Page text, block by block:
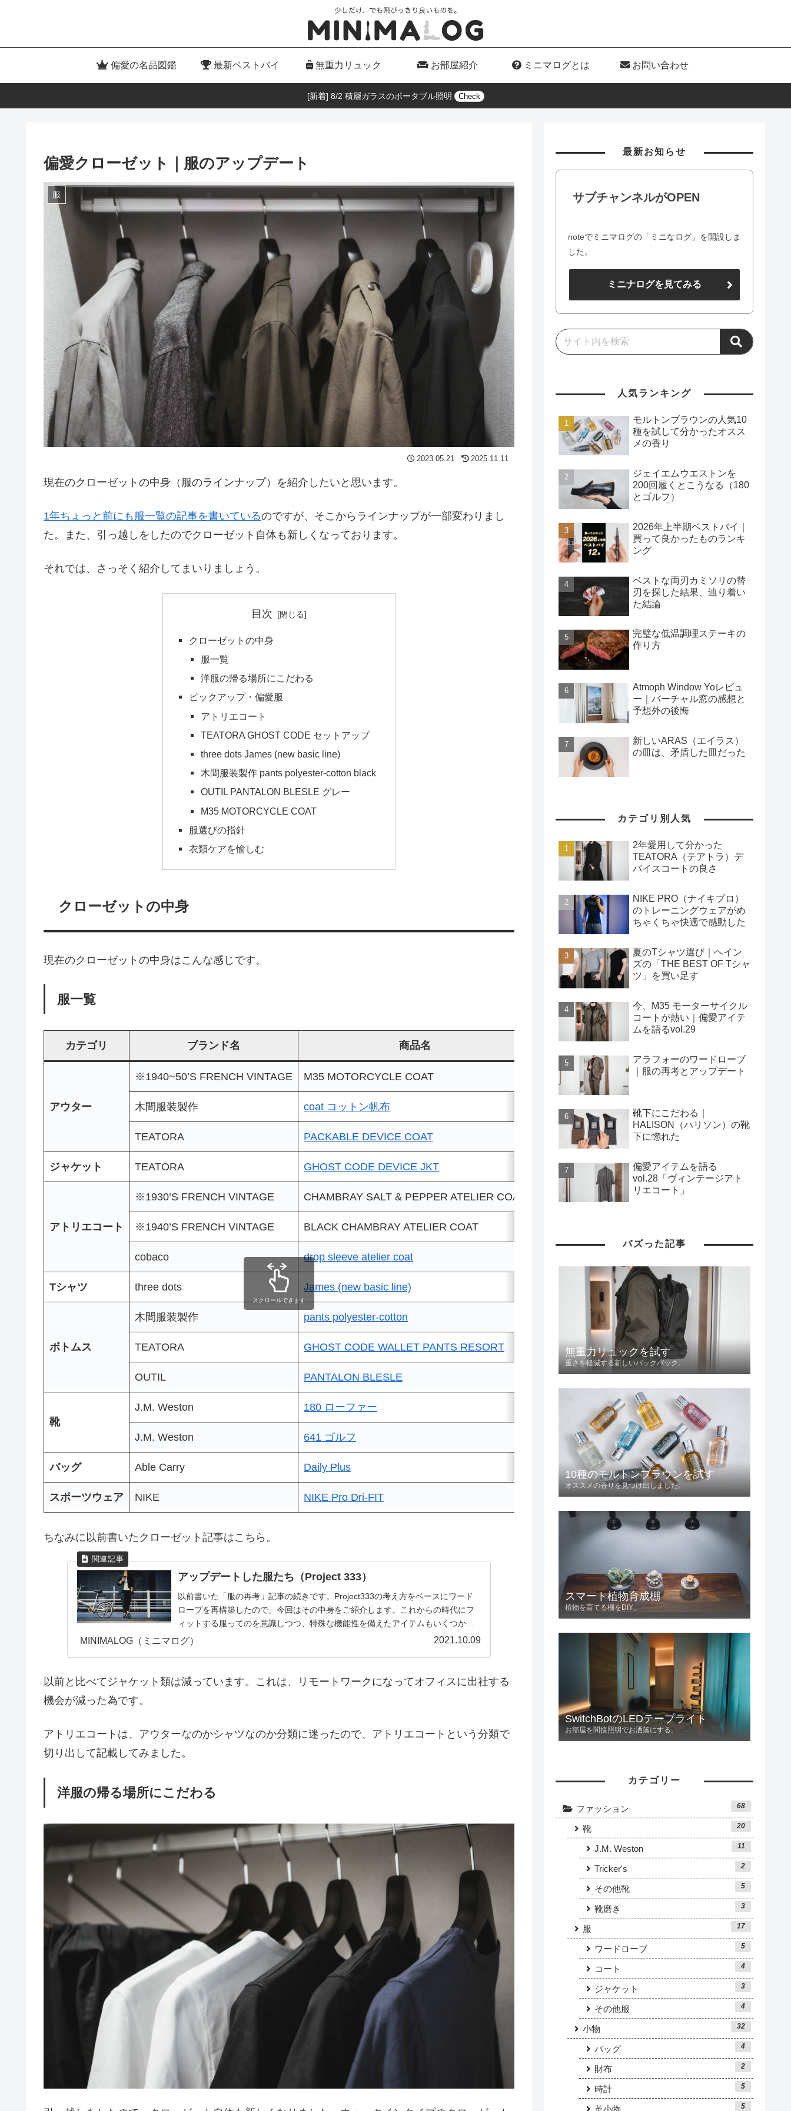
偏愛の名品図鑑 最新ベストバイ 無重力リュック お部屋紹介 ミニマログとは お問い合わせ
[新着] 8/2 積層ガラスのポータブル照明 Check
偏愛クローゼット｜服のアップデート
服
2023.05.21 2025.11.11
現在のクローゼットの中身（服のラインナップ）を紹介したいと思います。
1年ちょっと前にも服一覧の記事を書いているのですが、そこからラインナップが一部変わりまし
た。また、引っ越しをしたのでクローゼット自体も新しくなっております。
それでは、さっそく紹介してまいりましょう。
目次
クローゼットの中身
服一覧
洋服の帰る場所にこだわる
ピックアップ・偏愛服
アトリエコート
TEATORA GHOST CODE セットアップ
three dots James (new basic line)
木間服装製作 pants polyester-cotton black
OUTIL PANTALON BLESLE グレー
M35 MOTORCYCLE COAT
服選びの指針
衣類ケアを愉しむ
クローゼットの中身
現在のクローゼットの中身はこんな感じです。
服一覧
カテゴリ ブランド名 商品名
アウター
※1940~50’S FRENCH VINTAGE M35 MOTORCYCLE COAT
木間服装製作 coat コットン帆布
TEATORA PACKABLE DEVICE COAT
ジャケット TEATORA GHOST CODE DEVICE JKT
アトリエコート
※1930’S FRENCH VINTAGE CHAMBRAY SALT & PEPPER ATELIER COAT
※1940’S FRENCH VINTAGE BLACK CHAMBRAY ATELIER COAT
cobaco drop sleeve atelier coat
Tシャツ three dots James (new basic line)
ボトムス
木間服装製作 pants polyester-cotton
TEATORA GHOST CODE WALLET PANTS RESORT
OUTIL PANTALON BLESLE
靴
J.M. Weston 180 ローファー
J.M. Weston 641 ゴルフ
バッグ Able Carry Daily Plus
スポーツウェア NIKE NIKE Pro Dri-FIT
スクロールできます
ちなみに以前書いたクローゼット記事はこちら。
アップデートした服たち（Project 333）
以前書いた「服の再考」記事の続きです。Project333の考え方をベースにワード
ローブを再構築したので、今回はその中身をご紹介します。これからの時代にフ
ィットする服ってのを意識しつつ、特殊な機能性を備えたアイテムもいくつか取
り入れました。
MINIMALOG（ミニマログ） 2021.10.09
以前と比べてジャケット類は減っています。これは、リモートワークになってオフィスに出社する
機会が減った為です。
アトリエコートは、アウターなのかシャツなのか分類に迷ったので、アトリエコートという分類で
切り出して記載してみました。
洋服の帰る場所にこだわる
最新お知らせ
サブチャンネルがOPEN
noteでミニマログの「ミニなログ」を開設しま
した。
ミニナログを見てみる
人気ランキング
モルトンブラウンの人気10
種を試して分かったオスス
メの香り
ジェイエムウエストンを
200回履くとこうなる（180
とゴルフ）
2026年上半期ベストバイ｜
買って良かったものランキ
ング
ベストな両刃カミソリの替
刃を探した結果、辿り着い
た結論
完璧な低温調理ステーキの
作り方
Atmoph Window Yoレビュ
ー｜バーチャル窓の感想と
予想外の後悔
新しいARAS（エイラス）
の皿は、矛盾した皿だった
カテゴリ別人気
2年愛用して分かった
TEATORA（テアトラ）デ
バイスコートの良さ
NIKE PRO（ナイキプロ）
のトレーニングウェアがめ
ちゃくちゃ快適で感動した
夏のTシャツ選び｜ヘイン
ズの「THE BEST OF Tシャ
ツ」を買い足す
今、M35 モーターサイクル
コートが熱い｜偏愛アイテ
ムを語るvol.29
アラフォーのワードローブ
｜服の再考とアップデート
靴下にこだわる｜
HALISON（ハリソン）の靴
下に惚れた
偏愛アイテムを語る
vol.28「ヴィンテージアト
リエコート」
バズった記事
無重力リュックを試す
重さを軽減する新しいバックパック。
10種のモルトンブラウンを試す
オススメの香りを見つけ出しました。
スマート植物育成棚
植物を育てる棚をDIY。
SwitchBotのLEDテープライト
お部屋を間接照明でお洒落にする。
カテゴリー
ファッション 68
靴 20
J.M. Weston 11
Tricker's 2
その他靴 5
靴磨き 3
服 17
ワードローブ 5
コート 4
ジャケット 3
その他服 4
小物 32
バッグ 4
財布 2
時計 5
5